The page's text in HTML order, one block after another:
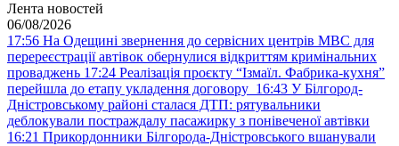
Лента новостей
06/08/2026
17:56 На Одещині звернення до сервісних центрів МВС для
перереєстрації автівок обернулися відкриттям кримінальних
проваджень 17:24 Реалізація проєкту “Ізмаїл. Фабрика-кухня”
перейшла до етапу укладення договору 16:43 У Білгород-
Дністровському районі сталася ДТП: рятувальники
деблокували постраждалу пасажирку з понівеченої автівки
16:21 Прикордонники Білгорода-Дністровського вшанували